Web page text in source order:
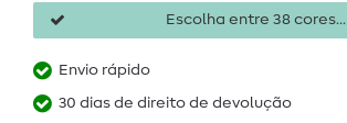
Escolha entre 38 cores...
Envio rápido
30 dias de direito de devolução